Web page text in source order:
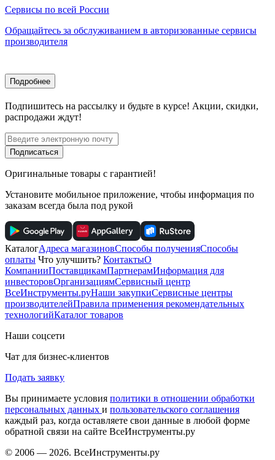
Сервисы по всей России
Обращайтесь за обслуживанием в авторизованные сервисы
производителя
Подробнее
Подпишитесь на рассылку и будьте в курсе! Акции, скидки,
распродажи ждут!
Подписаться
Оригинальные товары с гарантией!
Установите мобильное приложение, чтобы информация по
заказам всегда была под рукой
КаталогАдреса магазиновСпособы полученияСпособы
оплаты Что улучшить? КонтактыО
КомпанииПоставщикамПартнерамИнформация для
инвесторовОрганизациямСервисный центр
ВсеИнструменты.руНаши закупкиСервисные центры
производителейПравила применения рекомендательных
технологийКаталог товаров
Наши соцсети
Чат для бизнес-клиентов
Подать заявку
Вы принимаете условия политики в отношении обработки
персональных данных и пользовательского соглашения
каждый раз, когда оставляете свои данные в любой форме
обратной связи на сайте ВсеИнструменты.ру
© 2006 — 2026. ВсеИнструменты.ру